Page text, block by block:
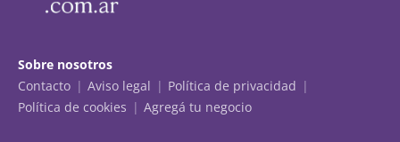
Sobre nosotros
Contacto
Aviso legal
Política de privacidad
Política de cookies
Agregá tu negocio